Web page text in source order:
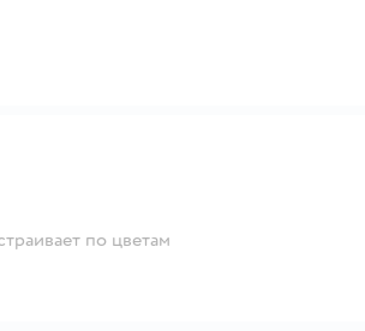
по цветам